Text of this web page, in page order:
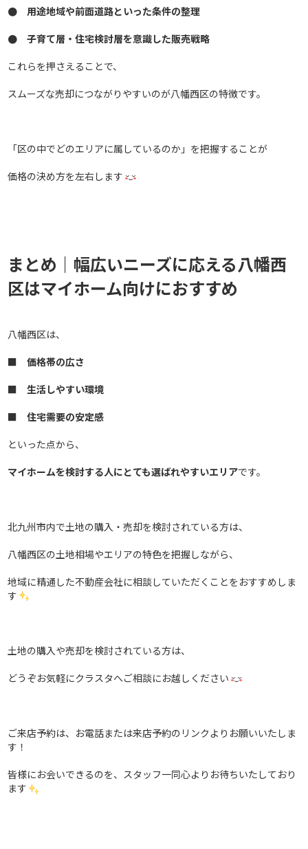
● 用途地域や前面道路といった条件の整理
● 子育て層・住宅検討層を意識した販売戦略
これらを押さえることで、
スムーズな売却につながりやすいのが八幡西区の特徴です。
「区の中でどのエリアに属しているのか」を把握することが
価格の決め方を左右します
まとめ｜幅広いニーズに応える八幡西
区はマイホーム向けにおすすめ
八幡西区は、
■ 価格帯の広さ
■ 生活しやすい環境
■ 住宅需要の安定感
といった点から、
マイホームを検討する人にとても選ばれやすいエリアです。
北九州市内で土地の購入・売却を検討されている方は、
八幡西区の土地相場やエリアの特色を把握しながら、
地域に精通した不動産会社に相談していただくことをおすすめしま
す
土地の購入や売却を検討されている方は、
どうぞお気軽にクラスタへご相談にお越しください
ご来店予約は、お電話または来店予約のリンクよりお願いいたしま
す！
皆様にお会いできるのを、スタッフ一同心よりお待ちいたしており
ます